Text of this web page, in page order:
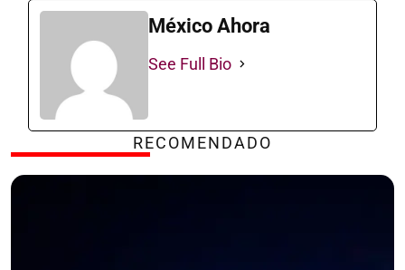
México Ahora
See Full Bio
RECOMENDADO